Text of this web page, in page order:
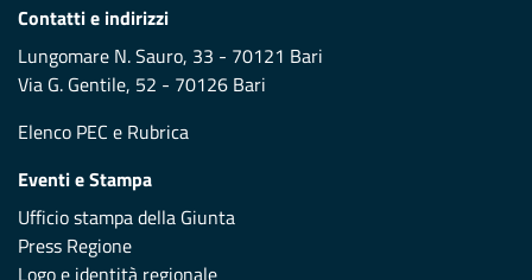
Contatti e indirizzi
Lungomare N. Sauro, 33 - 70121 Bari
Via G. Gentile, 52 - 70126 Bari
Elenco PEC e Rubrica
Eventi e Stampa
Ufficio stampa della Giunta
Press Regione
Logo e identità regionale